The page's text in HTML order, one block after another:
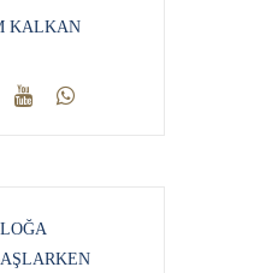
KALKAN